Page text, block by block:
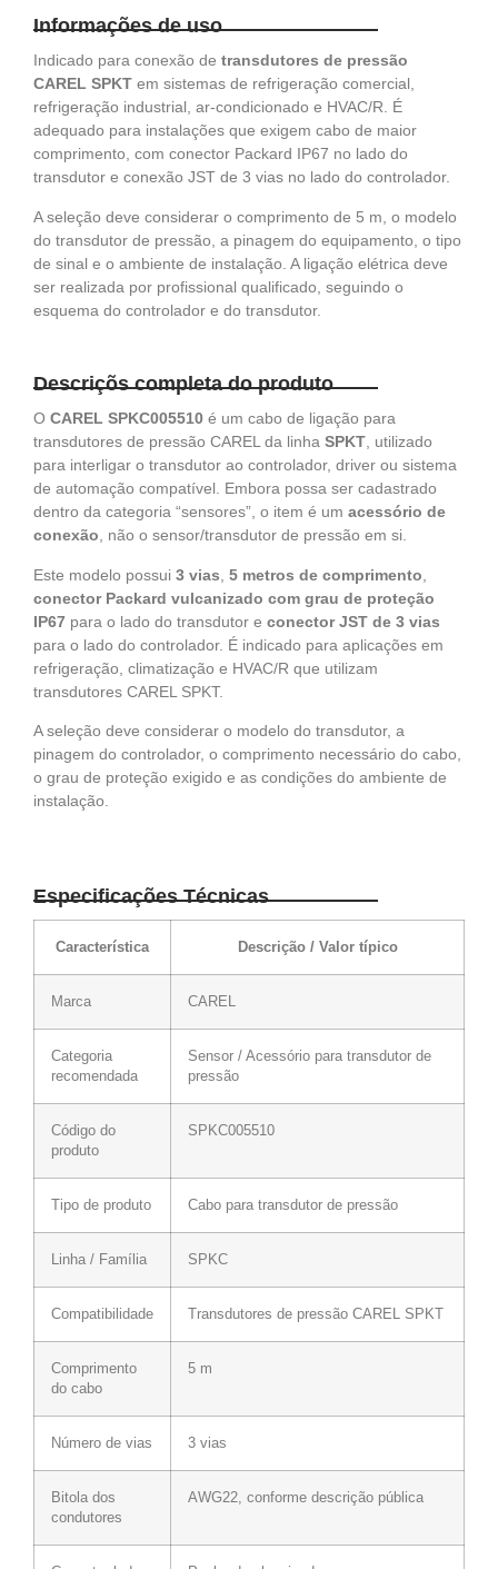
Informações de uso
Indicado para conexão de transdutores de pressão
CAREL SPKT em sistemas de refrigeração comercial,
refrigeração industrial, ar-condicionado e HVAC/R. É
adequado para instalações que exigem cabo de maior
comprimento, com conector Packard IP67 no lado do
transdutor e conexão JST de 3 vias no lado do controlador.
A seleção deve considerar o comprimento de 5 m, o modelo
do transdutor de pressão, a pinagem do equipamento, o tipo
de sinal e o ambiente de instalação. A ligação elétrica deve
ser realizada por profissional qualificado, seguindo o
esquema do controlador e do transdutor.
Descriçõs completa do produto
O CAREL SPKC005510 é um cabo de ligação para
transdutores de pressão CAREL da linha SPKT , utilizado
para interligar o transdutor ao controlador, driver ou sistema
de automação compatível. Embora possa ser cadastrado
dentro da categoria “sensores”, o item é um acessório de
conexão , não o sensor/transdutor de pressão em si.
Este modelo possui 3 vias 5 metros de comprimento
conector Packard vulcanizado com grau de proteção
IP67 para o lado do transdutor e conector JST de 3 vias
para o lado do controlador. É indicado para aplicações em
refrigeração, climatização e HVAC/R que utilizam
transdutores CAREL SPKT.
A seleção deve considerar o modelo do transdutor, a
pinagem do controlador, o comprimento necessário do cabo,
o grau de proteção exigido e as condições do ambiente de
instalação.
Especificações Técnicas
Característica Descrição / Valor típico
Marca CAREL
Categoria
recomendada
Sensor / Acessório para transdutor de
pressão
Código do
produto
SPKC005510
Tipo de produto Cabo para transdutor de pressão
Linha / Família SPKC
Compatibilidade Transdutores de pressão CAREL SPKT
Comprimento
do cabo
5 m
Número de vias 3 vias
Bitola dos
condutores
AWG22, conforme descrição pública